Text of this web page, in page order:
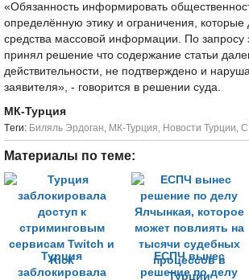
«Обязанность информировать
определённую этику и ограничения,
средства массовой информации. По запросу
принял решение что содержание статьи
действительности, не подтверждено и
заявителя», - говорится в решении суда.
МК-Турция
Tеги: Биляль Эрдоган, МК-Турция, Новости Турции,
Материалы по теме:
Турция
заблокировала
ЕСПЧ вынес
решение по делу